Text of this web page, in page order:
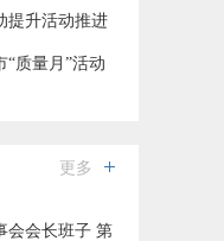
作会在线举行
提升活动推进
功举办
“质量月”活动
更多
会会长班子 第